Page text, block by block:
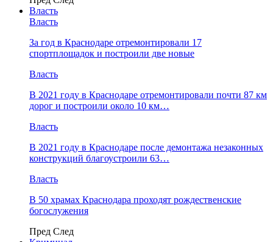
Власть
Власть
За год в Краснодаре отремонтировали 17
спортплощадок и построили две новые
Власть
В 2021 году в Краснодаре отремонтировали почти 87 км
дорог и построили около 10 км…
Власть
В 2021 году в Краснодаре после демонтажа незаконных
конструкций благоустроили 63…
Власть
В 50 храмах Краснодара проходят рождественские
богослужения
Пред След